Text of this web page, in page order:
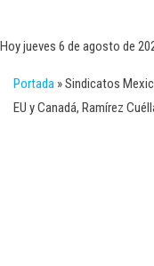
Hoy jueves 6 de agosto de
Portada »Sindicatos
EU y Canadá, Ramírez